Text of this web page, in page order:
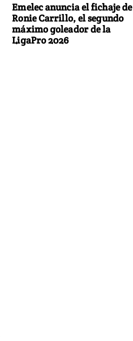
Emelec anuncia el fichaje de
Ronie Carrillo, el segundo
máximo goleador de la
LigaPro 2026